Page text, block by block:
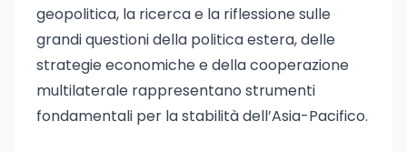
geopolitica, la ricerca e la riflessione sulle
grandi questioni della politica estera, delle
strategie economiche e della cooperazione
multilaterale rappresentano strumenti
fondamentali per la stabilità dell’Asia-Pacifico.